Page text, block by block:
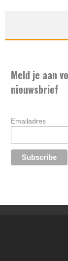
Meld je aan
nieuwsbrief
Emailadres